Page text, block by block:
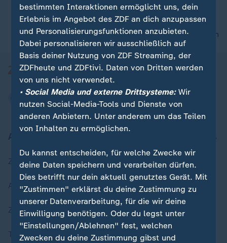
nach oben
Zuletzt veröffentlicht
Aktuelle Sendungs-Videos
ZDFheute Stories
Themen im Überblick
bestimmten Interaktionen ermöglicht uns, dein
Erlebnis im Angebot des ZDF an dich anzupassen
und Personalisierungsfunktionen anzubieten.
Dabei personalisieren wir ausschließlich auf
Basis deiner Nutzung von ZDF Streaming, der
ZDFheute und ZDFtivi. Daten von Dritten werden
von uns nicht verwendet.
• Social Media und externe Drittsysteme:Wir
nutzen Social-Media-Tools und Dienste von
anderen Anbietern. Unter anderem um das Teilen
von Inhalten zu ermöglichen.
Du kannst entscheiden, für welche Zwecke wir
deine Daten speichern und verarbeiten dürfen.
Dies betrifft nur dein aktuell genutztes Gerät. Mit
"Zustimmen" erklärst du deine Zustimmung zu
unserer Datenverarbeitung, für die wir deine
Einwilligung benötigen. Oder du legst unter
"Einstellungen/Ablehnen" fest, welchen
Zwecken du deine Zustimmung gibst und